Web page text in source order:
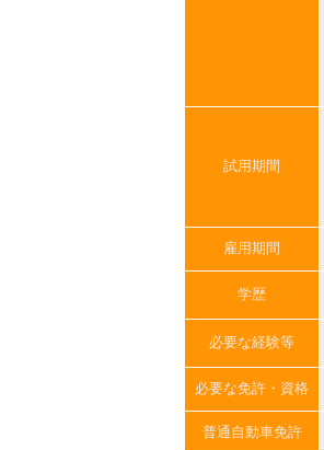
試用期間
雇用期間
学歴
必要な経験等
必要な免許・資格
普通自動車免許